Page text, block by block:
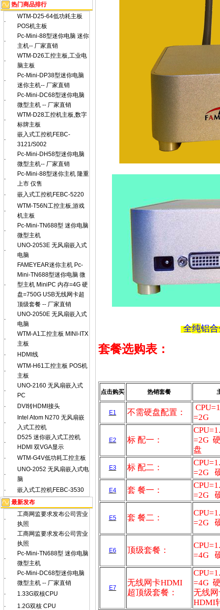
热门商品排行
·
WTM-D25-64低功耗主板
POS机主板
·
Pc-Mini-88型迷你电脑 迷你
主机-- 厂家直销
·
WTM-D26工控主板,工业电
脑主板
·
Pc-Mini-DP38型迷你电脑
迷你主机-- 厂家直销
·
Pc-Mini-DC68型迷你电脑
微型主机 -- 厂家直销
·
WTM-D28工控机主板,数字
标牌主板
·
嵌入式工控机FEBC-
3121/S002
·
Pc-Mini-DH58型迷你电脑
微型主机-- 厂家直销
·
Pc-Mini-88型迷你主机 隆重
上市 仅售
·
嵌入式工控机FEBC-5220
·
WTM-T56N工控主板,游戏
机主板
·
Pc-Mini-TN688型 迷你电脑
微型主机
·
UNO-2053E 无风扇嵌入式
电脑
·
FAMEYEAR迷你主机 Pc-
Mini-TN688型迷你电脑 微
型主机 MiniPC 内存=4G 硬
盘=750G USB无线网卡超
顶级套餐 -- 厂家直销
·
UNO-2050E 无风扇嵌入式
电脑
·
WTM-A1工控主板 MINI-ITX
主板
·
HDMI线
·
WTM-H61工控主板 POS机
主板
·
UNO-2160 无风扇嵌入式
PC
·
DVI转HDMI接头
·
Intel Atom N270 无风扇嵌
入式工控机
·
D525 迷你嵌入式工控机
HDMI 双VGA显示
·
WTM-G4V低功耗工控主板
·
UNO-2052 无风扇嵌入式电
脑
·
嵌入式工控机FEBC-3530
最新发布
·
工商网监要求发布公司营业
执照
·
工商网监要求发布公司营业
执照
·
Pc-Mini-TN688型 迷你电脑
微型主机
·
Pc-Mini-DC68型迷你电脑
微型主机 -- 厂家直销
·
1.33G双核CPU
·
1.2G双核 CPU
全纯铝
套餐选购表 ：
点击购买 热销套餐
E1 不需硬盘配置：
=2G
E2 标 配一：
=2G
盘
E3 标 配二：
=2G
E4 套 餐一：
=2G
E5 套 餐二：
=2G
E6 顶级套餐：
=4G
E7
无线网卡HDMI
超顶级套餐：
=4G
无线
HDMI